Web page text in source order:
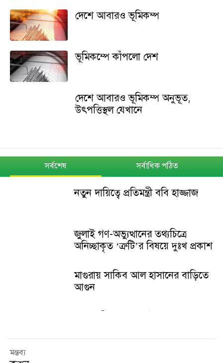
দেশে আবারও ভূমিকম্প
ভূমিকম্পে কাঁপলো দেশ
দেশে আবারও ভূমিকম্প অনুভূত,
উৎপত্তিস্থল যেখানে
সর্বশেষ সর্বাধিক পঠিত
নতুন দায়িত্বে প্রতিমন্ত্রী ববি হাজ্জাজ
জুলাই গণ-অভ্যুত্থানের তথ্যচিত্রে
অনিচ্ছাকৃত ‘ত্রুটি’র বিষয়ে দুঃখ প্রকাশ
মাগুরায় সাকিব আল হাসানের বাড়িতে
আগুন
মন্তব্য